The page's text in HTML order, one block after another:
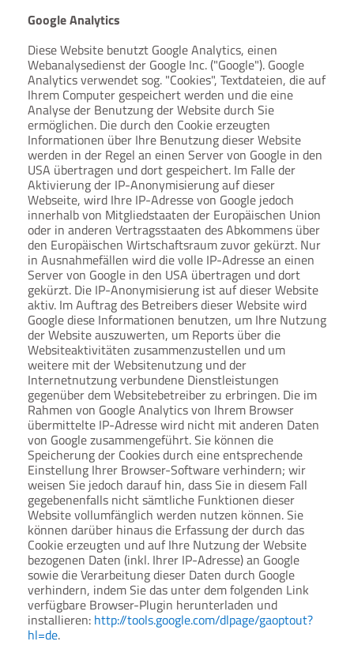
Google Analytics
Diese Website benutzt Google Analytics, einen
Webanalysedienst der Google Inc. ("Google"). Google
Analytics verwendet sog. "Cookies", Textdateien, die auf
Ihrem Computer gespeichert werden und die eine
Analyse der Benutzung der Website durch Sie
ermöglichen. Die durch den Cookie erzeugten
Informationen über Ihre Benutzung dieser Website
werden in der Regel an einen Server von Google in den
USA übertragen und dort gespeichert. Im Falle der
Aktivierung der IP-Anonymisierung auf dieser
Webseite, wird Ihre IP-Adresse von Google jedoch
innerhalb von Mitgliedstaaten der Europäischen Union
oder in anderen Vertragsstaaten des Abkommens über
den Europäischen Wirtschaftsraum zuvor gekürzt. Nur
in Ausnahmefällen wird die volle IP-Adresse an einen
Server von Google in den USA übertragen und dort
gekürzt. Die IP-Anonymisierung ist auf dieser Website
aktiv. Im Auftrag des Betreibers dieser Website wird
Google diese Informationen benutzen, um Ihre Nutzung
der Website auszuwerten, um Reports über die
Websiteaktivitäten zusammenzustellen und um
weitere mit der Websitenutzung und der
Internetnutzung verbundene Dienstleistungen
gegenüber dem Websitebetreiber zu erbringen. Die im
Rahmen von Google Analytics von Ihrem Browser
übermittelte IP-Adresse wird nicht mit anderen Daten
von Google zusammengeführt. Sie können die
Speicherung der Cookies durch eine entsprechende
Einstellung Ihrer Browser-Software verhindern; wir
weisen Sie jedoch darauf hin, dass Sie in diesem Fall
gegebenenfalls nicht sämtliche Funktionen dieser
Website vollumfänglich werden nutzen können. Sie
können darüber hinaus die Erfassung der durch das
Cookie erzeugten und auf Ihre Nutzung der Website
bezogenen Daten (inkl. Ihrer IP-Adresse) an Google
sowie die Verarbeitung dieser Daten durch Google
verhindern, indem Sie das unter dem folgenden Link
verfügbare Browser-Plugin herunterladen und
installieren: http://tools.google.com/dlpage/gaoptout?
hl=de.